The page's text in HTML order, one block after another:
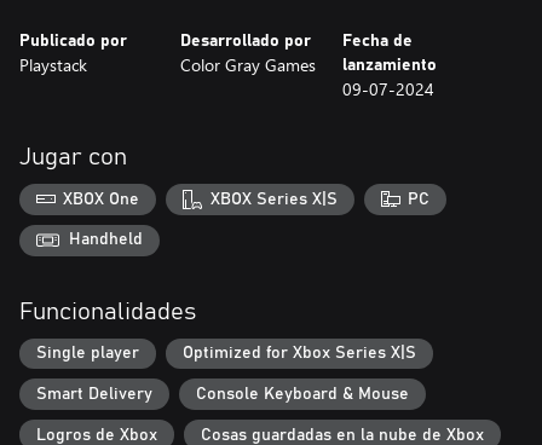
Publicado por
Playstack
Desarrollado por
Color Gray Games
Fecha de
lanzamiento
09-07-2024
Jugar con
XBOX One XBOX Series X|S PC
Handheld
Funcionalidades
Single player Optimized for Xbox Series X|S
Smart Delivery Console Keyboard & Mouse
Logros de Xbox Cosas guardadas en la nube de Xbox